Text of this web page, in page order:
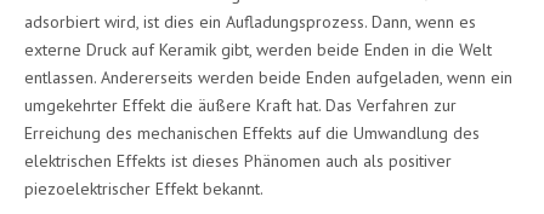
adsorbiert wird, ist dies ein Aufladungsprozess. Dann, wenn es
externe Druck auf Keramik gibt, werden beide Enden in die Welt
entlassen. Andererseits werden beide Enden aufgeladen, wenn ein
umgekehrter Effekt die äußere Kraft hat. Das Verfahren zur
Erreichung des mechanischen Effekts auf die Umwandlung des
elektrischen Effekts ist dieses Phänomen auch als positiver
piezoelektrischer Effekt bekannt.